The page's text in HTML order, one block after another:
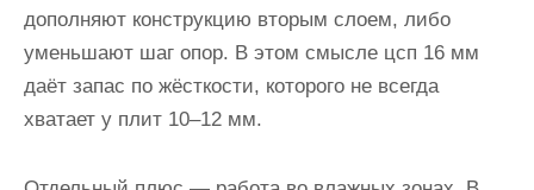
дополняют конструкцию вторым слоем, либо
уменьшают шаг опор. В этом смысле цсп 16 мм
даёт запас по жёсткости, которого не всегда
хватает у плит 10–12 мм.